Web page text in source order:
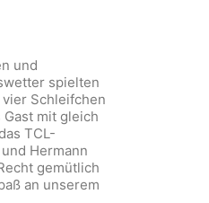
und
spielten
Schleifchen
mit gleich
TCL-
Hermann
gemütlich
an unserem